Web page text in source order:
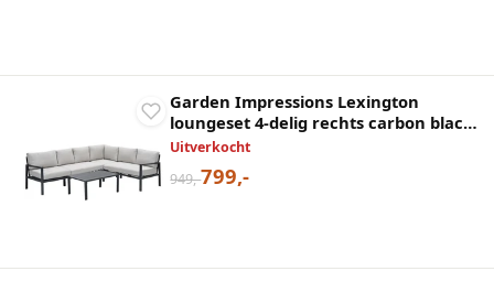
Garden Impressions Lexington
loungeset 4-delig rechts carbon black
desert sand
Uitverkocht
949,-799,-